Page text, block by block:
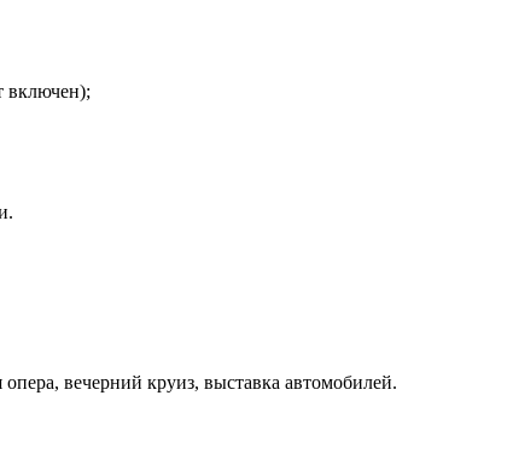
включен);
вечерний круиз, выставка автомобилей.